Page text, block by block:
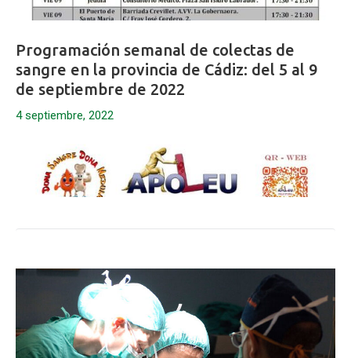
Programación semanal de colectas de
sangre en la provincia de Cádiz: del 5 al 9
de septiembre de 2022
4 septiembre, 2022